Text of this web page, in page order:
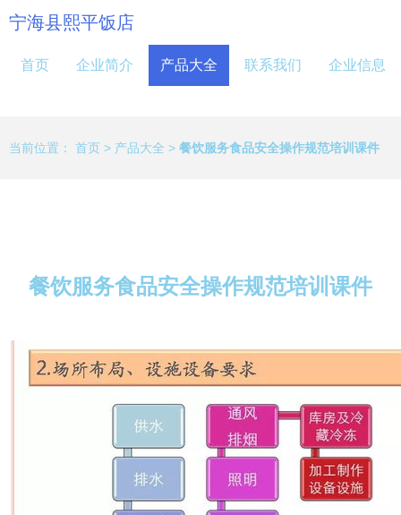
宁海县熙平饭店
首页 企业简介 产品大全 联系我们 企业信息
当前位置： 首页 > 产品大全 > 餐饮服务食品安全操作规范培训课件
餐饮服务食品安全操作规范培训课件